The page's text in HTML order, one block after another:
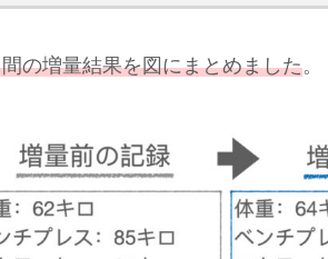
の増量結果を図にまとめました。